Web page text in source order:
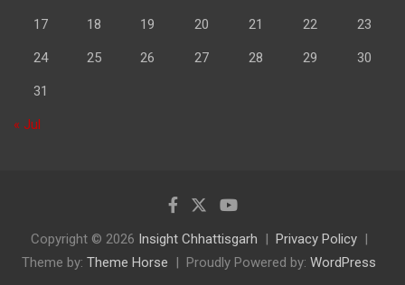
17 18 19 20 21 22 23
24 25 26 27 28 29 30
31
« Jul
Copyright © 2026 Insight Chhattisgarh
Privacy Policy
Theme by: Theme Horse Proudly Powered by: WordPress